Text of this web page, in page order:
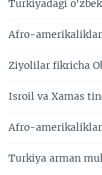
Turkiyadagi
Afro-
Ziyolilar fikricha
Isroil va Xamas
Afro-
Turkiya arman